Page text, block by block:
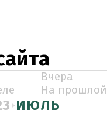
Вчера
На
ИЮЛЬ